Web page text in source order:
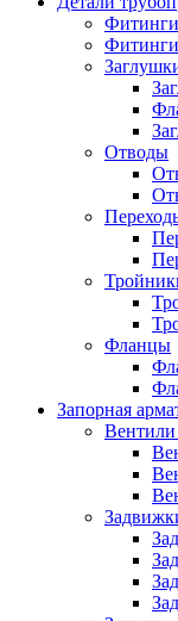
Отводы
Фланцы
Запорная